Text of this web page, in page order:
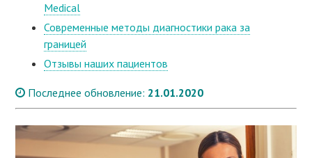
Medical
Современные методы диагностики рака за
границей
Отзывы наших пациентов
Последнее обновление: 21.01.2020